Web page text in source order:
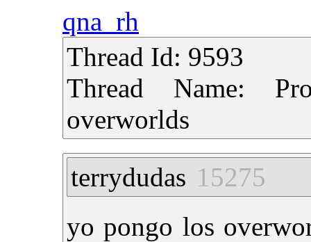
qna_rh
Thread Id: 9593
Thread Name:
overworlds
terrydudas 15275
yo pongo los